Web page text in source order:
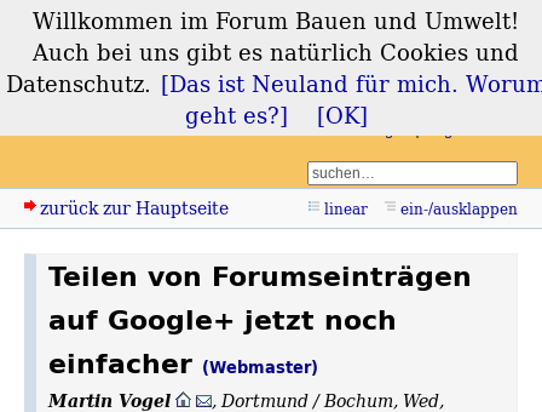
Forum Bauen und
Umwelt
zurück zur Hauptseite linear ein-/ausklappen
Teilen von Forumseinträgen
auf Google+ jetzt noch
einfacher (Webmaster)
Martin Vogel ,Dortmund / Bochum, Wed,
Willkommen im Forum Bauen und Umwelt!
Auch bei uns gibt es natürlich Cookies und
Datenschutz. [Das ist Neuland für mich.
geht es?]
[OK]